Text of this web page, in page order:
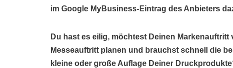
im Google MyBusiness-Eintrag des Anbieters
Du hast es eilig, möchtest Deinen
Messeauftritt planen und brauchst schnell die
kleine oder große Auflage Deiner